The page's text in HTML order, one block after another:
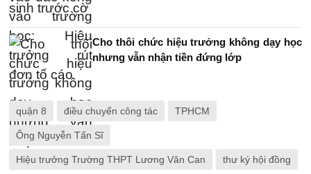
Cho thôi chức hiệu trưởng không dạy học
nhưng vẫn nhận tiền đứng lớp
quận 8 điều chuyển công tác TPHCM
Ông Nguyễn Tấn Sĩ
Hiệu trưởng Trường THPT Lương Văn Can thư ký hội đồng